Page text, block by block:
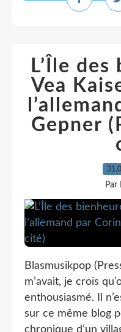
L’Île
Vea
Gepner
Par
Blasmusikpop
m’avait, je crois
enthousiasmé. Il
sur ce même blog
chronique d’un